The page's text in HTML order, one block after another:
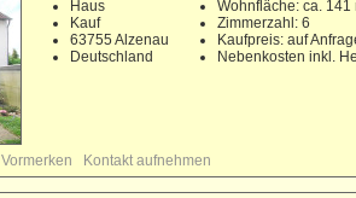
Haus
Kauf
63755 Alzenau
Deutschland
Wohnfläche: ca. 141
Zimmerzahl: 6
Kaufpreis: auf
Nebenkosten inkl.
Vormerken Kontakt aufnehmen